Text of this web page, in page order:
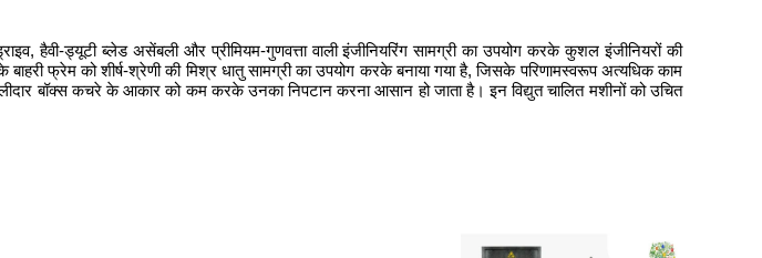
हैवी-ड्यूटी ब्लेड असेंबली और प्रीमियम-गुणवत्ता वाली इंजीनियरिंग सामग्री का उपयोग करके कुशल इंजीनियरों की
बाहरी फ्रेम को शीर्ष-श्रेणी की मिश्र धातु सामग्री का उपयोग करके बनाया गया है, जिसके परिणामस्वरूप अत्यधिक काम
बॉक्स कचरे के आकार को कम करके उनका निपटान करना आसान हो जाता है। इन विद्युत चालित मशीनों को उचित